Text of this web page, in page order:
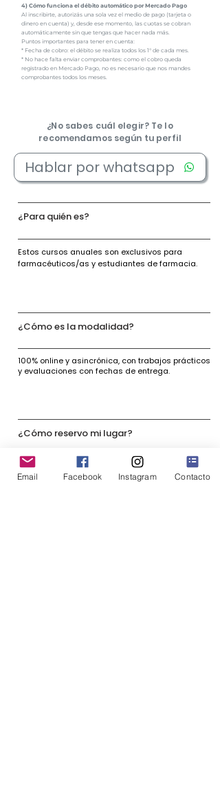
4) Cómo funciona el débito automático por Mercado Pago
Al inscribirte, autorizás una sola vez el medio de pago (tarjeta o
dinero en cuenta) y, desde ese momento, las cuotas se cobran
automáticamente sin que tengas que hacer nada más.
Puntos importantes para tener en cuenta:
* Fecha de cobro: el débito se realiza todos los 1° de cada mes.
* No hace falta enviar comprobantes: como el cobro queda
registrado en Mercado Pago, no es necesario que nos mandes
comprobantes todos los meses.
¿No sabes cuál elegir? Te lo
recomendamos según tu perfil
Hablar por whatsapp
¿Para quién es?
Estos cursos anuales son exclusivos para
farmacéuticos/as y estudiantes de farmacia.
¿Cómo es la modalidad?
100% online y asincrónica, con trabajos prácticos
y evaluaciones con fechas de entrega.
¿Cómo reservo mi lugar?
Para reservar tu lugar necesitás completar estos
pasos:
Email Facebook Instagram Contacto